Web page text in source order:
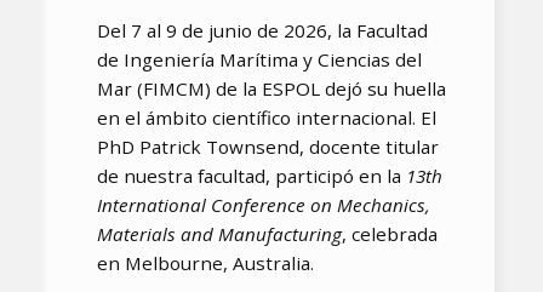
Del 7 al 9 de junio de 2026, la Facultad
de Ingeniería Marítima y Ciencias del
Mar (FIMCM) de la ESPOL dejó su huella
en el ámbito científico internacional. El
PhD Patrick Townsend, docente titular
de nuestra facultad, participó en la 13th
International Conference on Mechanics,
Materials and Manufacturing, celebrada
en Melbourne, Australia.